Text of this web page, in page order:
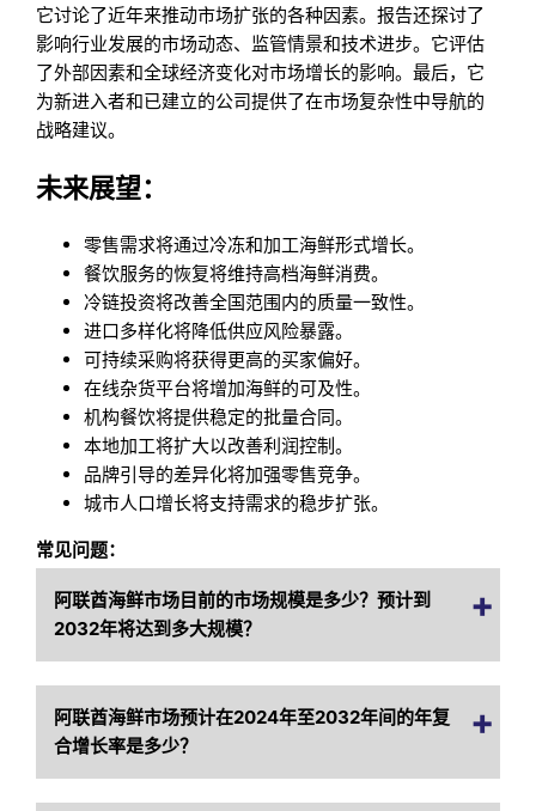
它讨论了近年来推动市场扩张的各种因素。报告还探讨了
影响行业发展的市场动态、监管情景和技术进步。它评估
了外部因素和全球经济变化对市场增长的影响。最后，它
为新进入者和已建立的公司提供了在市场复杂性中导航的
战略建议。
未来展望：
零售需求将通过冷冻和加工海鲜形式增长。
餐饮服务的恢复将维持高档海鲜消费。
冷链投资将改善全国范围内的质量一致性。
进口多样化将降低供应风险暴露。
可持续采购将获得更高的买家偏好。
在线杂货平台将增加海鲜的可及性。
机构餐饮将提供稳定的批量合同。
本地加工将扩大以改善利润控制。
品牌引导的差异化将加强零售竞争。
城市人口增长将支持需求的稳步扩张。
常见问题：
阿联酋海鲜市场目前的市场规模是多少？预计到
2032年将达到多大规模？
阿联酋海鲜市场预计在2024年至2032年间的年复
合增长率是多少？